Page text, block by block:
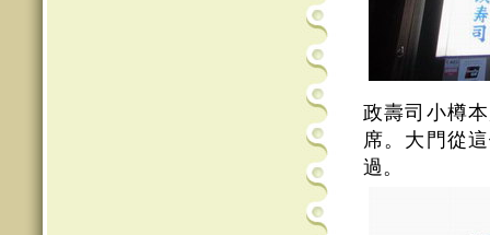
政壽司小樽
席。大門從
過。